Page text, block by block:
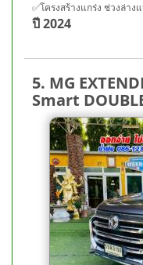
✅โครงสร้างแกร่ง ช่วงล่า
ปี 2024
5. MG
Smart